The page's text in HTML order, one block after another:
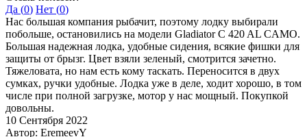
Да (0) Нет (0)
Нас большая компания рыбачит, поэтому лодку выбирали
побольше, остановились на модели Gladiator C 420 AL CAMO.
Большая надежная лодка, удобные сидения, всякие фишки для
защиты от брызг. Цвет взяли зеленый, смотрится зачетно.
Тяжеловата, но нам есть кому таскать. Переносится в двух
сумках, ручки удобные. Лодка уже в деле, ходит хорошо, в том
числе при полной загрузке, мотор у нас мощный. Покупкой
довольны.
10 Сентября 2022
Автор: EremeevY